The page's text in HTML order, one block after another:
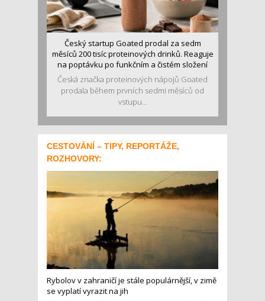
Český startup Goated prodal za sedm
měsíců 200 tisíc proteinových drinků. Reaguje
na poptávku po funkčním a čistém složení
Česká značka proteinových nápojů Goated
prodala během prvních sedmi měsíců od
vstupu...
CESTOVÁNÍ – TIPY, REPORTÁŽE,
ROZHOVORY:
Rybolov v zahraničí je stále populárnější, v zimě
se vyplatí vyrazit na jih